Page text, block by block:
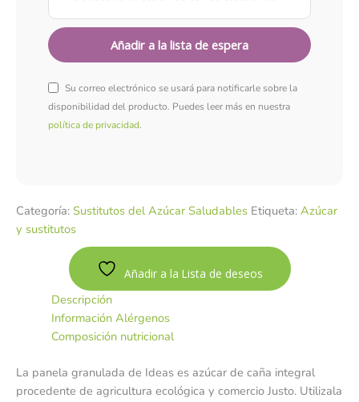
Su correo electrónico se usará para notificarle sobre la
disponibilidad del producto. Puedes leer más en nuestra
política de privacidad.
Categoría: Sustitutos del Azúcar Saludables Etiqueta: Azúcar
y sustitutos
Añadir a la Lista de deseos
Descripción
Información Alérgenos
Composición nutricional
La panela granulada de Ideas es azúcar de caña integral
procedente de agricultura ecológica y comercio Justo. Utilizala